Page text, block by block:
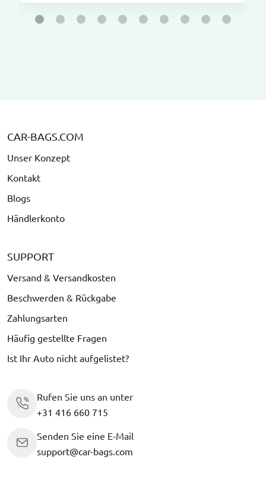
CAR-BAGS.COM
Unser Konzept
Kontakt
Blogs
Händlerkonto
SUPPORT
Versand & Versandkosten
Beschwerden & Rückgabe
Zahlungsarten
Häufig gestellte Fragen
Ist Ihr Auto nicht aufgelistet?
Rufen Sie uns an unter
+31 416 660 715
Senden Sie eine E-Mail
support@car-bags.com